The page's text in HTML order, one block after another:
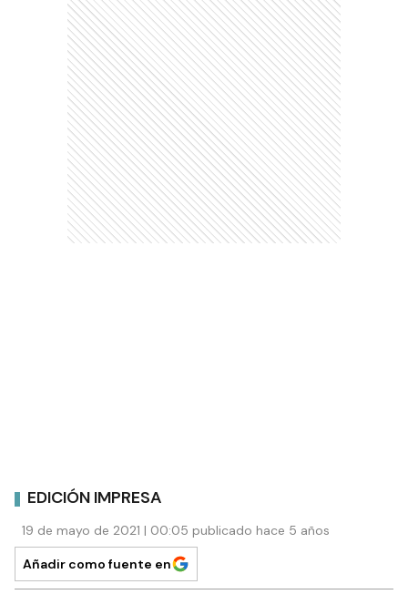
EDICIÓN IMPRESA
19 de mayo de 2021 | 00:05 publicado hace 5 años
Añadir como fuente en